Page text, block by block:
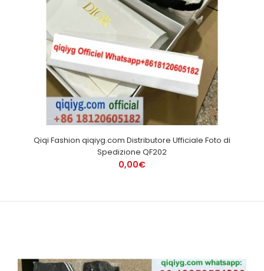
Qiqi Fashion qiqiyg.com Distributore Ufficiale Foto di
Spedizione QF202
0,00€